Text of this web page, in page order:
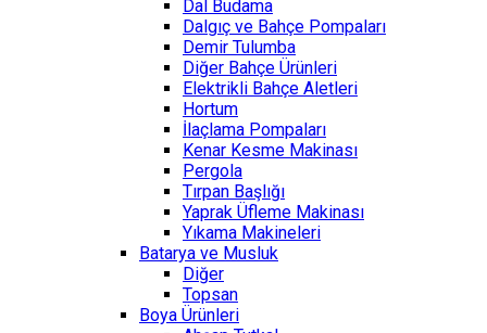
Dal Budama
Dalgıç ve Bahçe Pompaları
Demir Tulumba
Diğer Bahçe Ürünleri
Elektrikli Bahçe Aletleri
Hortum
İlaçlama Pompaları
Kenar Kesme Makinası
Pergola
Tırpan Başlığı
Yaprak Üfleme Makinası
Yıkama Makineleri
Batarya ve Musluk
Diğer
Topsan
Boya Ürünleri